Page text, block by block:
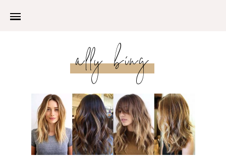
ally bing